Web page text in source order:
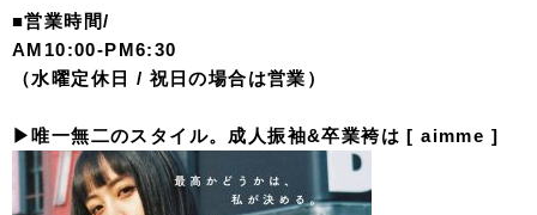
■営業時間/
AM10:00-PM6:30
（水曜定休日 / 祝日の場合は営業）
▶︎唯一無二のスタイル。成人振袖&卒業袴は [ aimme ]